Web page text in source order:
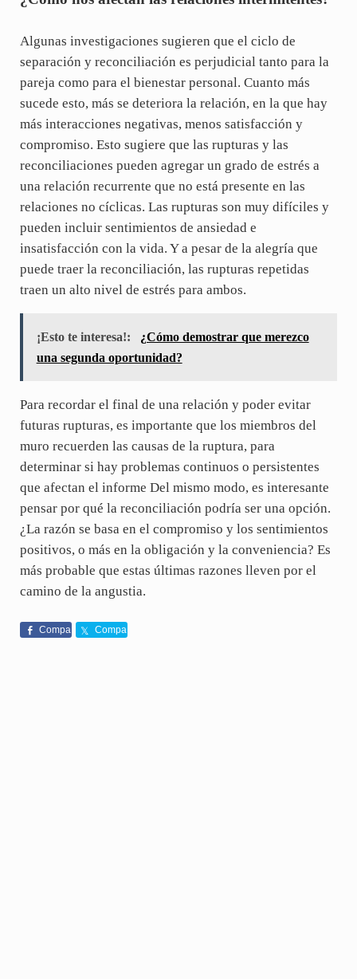
Algunas investigaciones sugieren que el ciclo de
separación y reconciliación es perjudicial tanto para la
pareja como para el bienestar personal. Cuanto más
sucede esto, más se deteriora la relación, en la que hay
más interacciones negativas, menos satisfacción y
compromiso. Esto sugiere que las rupturas y las
reconciliaciones pueden agregar un grado de estrés a
una relación recurrente que no está presente en las
relaciones no cíclicas. Las rupturas son muy difíciles y
pueden incluir sentimientos de ansiedad e
insatisfacción con la vida. Y a pesar de la alegría que
puede traer la reconciliación, las rupturas repetidas
traen un alto nivel de estrés para ambos.
¡Esto te interesa!:
¿Cómo demostrar que merezco
una segunda oportunidad?
Para recordar el final de una relación y poder evitar
futuras rupturas, es importante que los miembros del
muro recuerden las causas de la ruptura, para
determinar si hay problemas continuos o persistentes
que afectan el informe Del mismo modo, es interesante
pensar por qué la reconciliación podría ser una opción.
¿La razón se basa en el compromiso y los sentimientos
positivos, o más en la obligación y la conveniencia? Es
más probable que estas últimas razones lleven por el
camino de la angustia.
Compa
Compa